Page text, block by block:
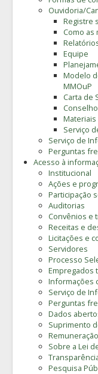
Ouvidoria/
Registre
Como
Equipe
Modelo
MMOuP
Carta de
Serviço
Serviço de
Perguntas
Acesso à
Institucional
Ações e
Participação
Auditorias
Convênios e
Receitas e
Licitações e
Servidores
Processo
Empregados
Informações
Serviço de
Perguntas
Dados
Suprimento
Sobre a Lei
Pesquisa